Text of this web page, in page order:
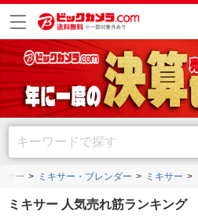
サー ミキサー・ブレンダー ミキサー
ミキサー 人気売れ筋ランキング